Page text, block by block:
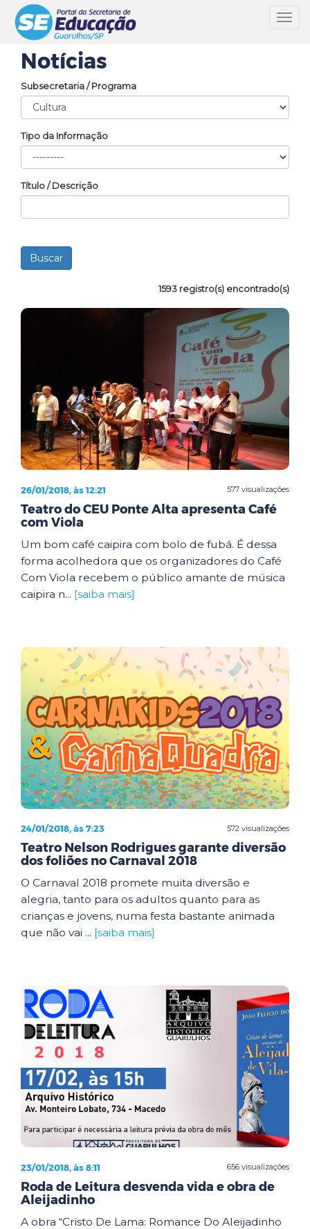
Notícias
Subsecretaria / Programa
Tipo da Informação
Título / Descrição
1593 registro(s) encontrado(s)
577 visualizações
26/01/2018, às 12:21
Teatro do CEU Ponte Alta apresenta Café
com Viola
Um bom café caipira com bolo de fubá. É dessa
forma acolhedora que os organizadores do Café
Com Viola recebem o público amante de música
caipira n... [saiba mais]
572 visualizações
24/01/2018, às 7:23
Teatro Nelson Rodrigues garante diversão
dos foliões no Carnaval 2018
O Carnaval 2018 promete muita diversão e
alegria, tanto para os adultos quanto para as
crianças e jovens, numa festa bastante animada
que não vai ... [saiba mais]
656 visualizações
23/01/2018, às 8:11
Roda de Leitura desvenda vida e obra de
Aleijadinho
A obra “Cristo De Lama: Romance Do Aleijadinho